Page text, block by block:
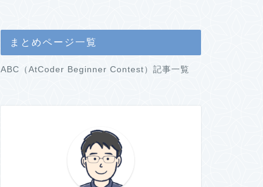
まとめページ一覧
ABC（AtCoder Beginner Contest）記事一覧